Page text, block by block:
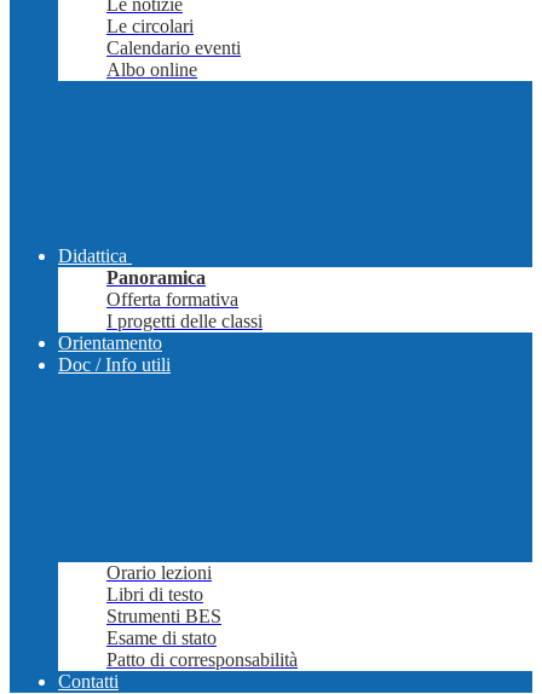
Le notizie
Le circolari
Calendario eventi
Albo online
Didattica
Panoramica
Offerta formativa
I progetti delle classi
Orientamento
Doc / Info utili
Orario lezioni
Libri di testo
Strumenti BES
Esame di stato
Patto di corresponsabilità
Contatti